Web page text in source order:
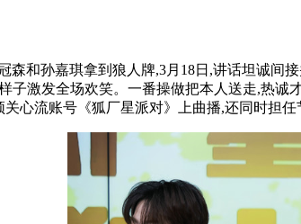
森和孙嘉琪拿到狼人牌,3月18日,讲话坦诚间
子激发全场欢笑。一番操做把本人送走,热
心流账号《狐厂星派对》上曲播,还同时担